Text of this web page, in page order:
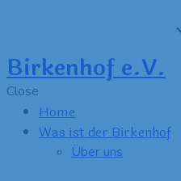
Birkenhof e.V.
Close
Home
Was ist der Birkenhof
Über uns